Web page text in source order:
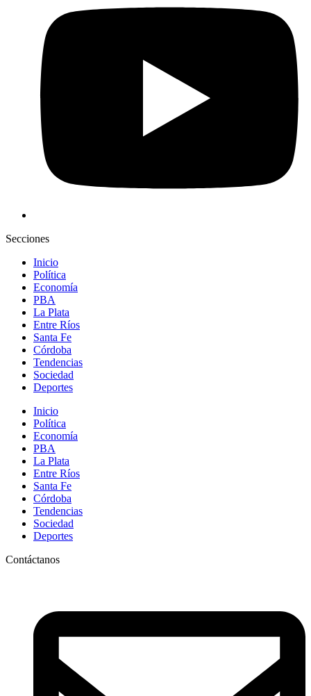
Secciones
Inicio
Política
Economía
PBA
La Plata
Entre Ríos
Santa Fe
Córdoba
Tendencias
Sociedad
Deportes
Inicio
Política
Economía
PBA
La Plata
Entre Ríos
Santa Fe
Córdoba
Tendencias
Sociedad
Deportes
Contáctanos